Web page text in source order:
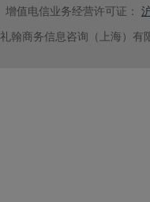
增值电信业务经营许可证：
礼翰商务信息咨询（上海）